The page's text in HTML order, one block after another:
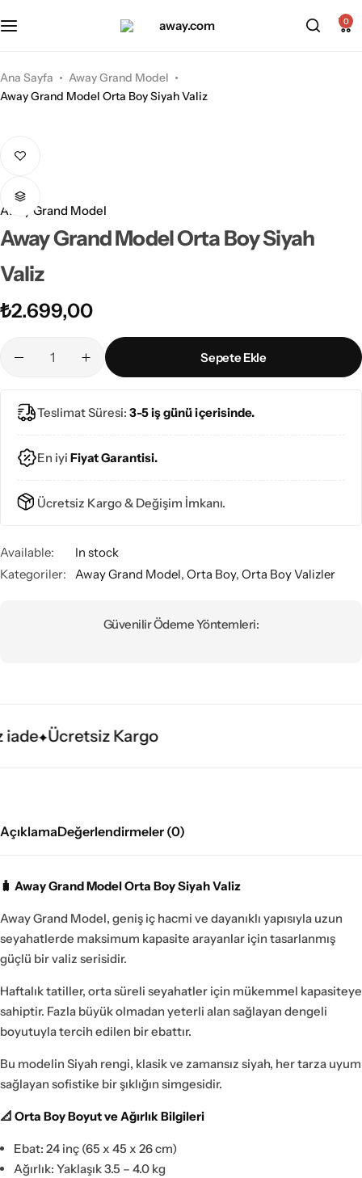
0
Ana Sayfa
Away Grand Model
Away Grand Model Orta Boy Siyah Valiz
Away Grand Model
Away Grand Model Orta Boy Siyah
Valiz
₺2.699,00
Sepete Ekle
Teslimat Süresi: 3-5 iş günü içerisinde.
En iyi Fiyat Garantisi.
Ücretsiz Kargo & Değişim İmkanı.
Available:
In stock
Kategoriler:
Away Grand Model, Orta Boy, Orta Boy Valizler
Güvenilir Ödeme Yöntemleri:
Ücretsiz Kargo
AçıklamaDeğerlendirmeler (0)
🧳 Away Grand Model Orta Boy Siyah Valiz
Away Grand Model, geniş iç hacmi ve dayanıklı yapısıyla uzun
seyahatlerde maksimum kapasite arayanlar için tasarlanmış
güçlü bir valiz serisidir.
Haftalık tatiller, orta süreli seyahatler için mükemmel kapasiteye
sahiptir. Fazla büyük olmadan yeterli alan sağlayan dengeli
boyutuyla tercih edilen bir ebattır.
Bu modelin Siyah rengi, klasik ve zamansız siyah, her tarza uyum
sağlayan sofistike bir şıklığın simgesidir.
📐 Orta Boy Boyut ve Ağırlık Bilgileri
Ebat: 24 inç (65 x 45 x 26 cm)
Ağırlık: Yaklaşık 3.5 – 4.0 kg
Kabin Boy Valizler